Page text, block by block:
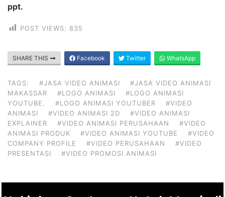
ppt.
POST VIEWS: 835
SHARE THIS Facebook Twitter WhatsApp
TAGS: #JASA VIDEO ANIMASI
#JASA VIDEO ANIMASI
MAKASSAR
#LOGO ANIMASI
#LOGO ANIMASI
YOUTUBE.
#LOGO ANIMASI YOUTUBER
#VIDEO
ANIMASI
#VIDEO ANIMASI 2D
#VIDEO ANIMASI
EXPLAINER
#VIDEO ANIMASI PERUSAHAAN
#VIDEO
ANIMASI PRODUK
#VIDEO ANIMASI YOUTUBE
#VIDEO
COMPANY PROFILE
#VIDEO PERUSAHAAN
#VIDEO
PRESENTASI
#VIDEO PROMOSI ANIMASI